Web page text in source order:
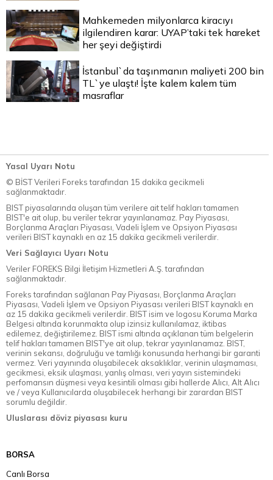
Mahkemeden milyonlarca kiracıyı
ilgilendiren karar: UYAP’taki tek hareket
her şeyi değiştirdi
İstanbul`da taşınmanın maliyeti 200 bin
TL`ye ulaştı! İşte kalem kalem tüm
masraflar
Yasal Uyarı Notu
© BİST Verileri Foreks tarafından 15 dakika gecikmeli
sağlanmaktadır.
BIST piyasalarında oluşan tüm verilere ait telif hakları tamamen
BIST'e ait olup, bu veriler tekrar yayınlanamaz. Pay Piyasası,
Borçlanma Araçları Piyasası, Vadeli İşlem ve Opsiyon Piyasası
verileri BIST kaynaklı en az 15 dakika gecikmeli verilerdir.
Veri Sağlayıcı Uyarı Notu
Veriler FOREKS Bilgi İletişim Hizmetleri A.Ş. tarafından
sağlanmaktadır.
Foreks tarafından sağlanan Pay Piyasası, Borçlanma Araçları
Piyasası, Vadeli İşlem ve Opsiyon Piyasası verileri BIST kaynaklı en
az 15 dakika gecikmeli verilerdir. BIST isim ve logosu Koruma Marka
Belgesi altında korunmakta olup izinsiz kullanılamaz, iktibas
edilemez, değiştirilemez. BIST ismi altında açıklanan tüm belgelerin
telif hakları tamamen BIST'ye ait olup, tekrar yayınlanamaz. BIST,
verinin sekansı, doğruluğu ve tamlığı konusunda herhangi bir garanti
vermez. Veri yayınında oluşabilecek aksaklıklar, verinin ulaşmaması,
gecikmesi, eksik ulaşması, yanlış olması, veri yayın sistemindeki
perfomansın düşmesi veya kesintili olması gibi hallerde Alıcı, Alt Alıcı
ve / veya Kullanıcılarda oluşabilecek herhangi bir zarardan BIST
sorumlu değildir.
Uluslarası döviz piyasası kuru
BORSA
Canlı Borsa